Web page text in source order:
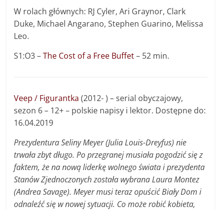
W rolach głównych: RJ Cyler, Ari Graynor, Clark
Duke, Michael Angarano, Stephen Guarino, Melissa
Leo.
S1:O3 –The Cost of a Free Buffet– 52 min.
Veep / Figurantka (2012- ) – serial obyczajowy,
sezon 6 – 12+ – polskie napisy i lektor. Dostępne do:
16.04.2019
Prezydentura Seliny Meyer (Julia Louis-Dreyfus) nie
trwała zbyt długo. Po przegranej musiała pogodzić się z
faktem, że na nową liderkę wolnego świata i prezydenta
Stanów Zjednoczonych została wybrana Laura Montez
(Andrea Savage). Meyer musi teraz opuścić Biały Dom i
odnaleźć się w nowej sytuacji. Co może robić kobieta,